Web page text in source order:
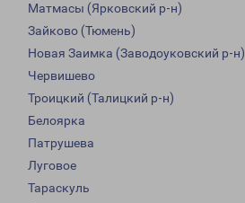
Матмасы (Ярковский р-н)
Зайково (Тюмень)
Новая Заимка (Заводоуковский р-н)
Червишево
Троицкий (Талицкий р-н)
Белоярка
Патрушева
Луговое
Тараскуль